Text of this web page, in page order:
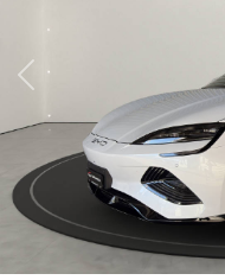
Vorheriges Bild